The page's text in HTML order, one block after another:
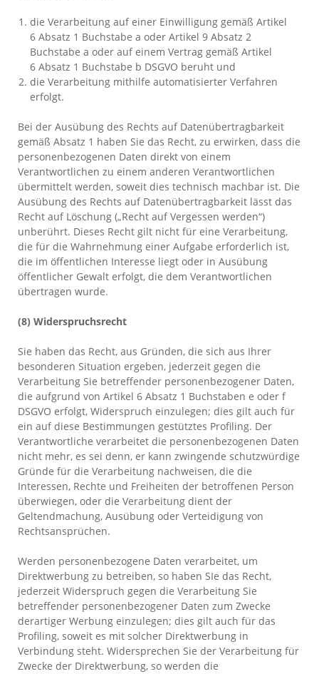
die Verarbeitung auf einer Einwilligung gemäß Artikel
6 Absatz 1 Buchstabe a oder Artikel 9 Absatz 2
Buchstabe a oder auf einem Vertrag gemäß Artikel
6 Absatz 1 Buchstabe b DSGVO beruht und
die Verarbeitung mithilfe automatisierter Verfahren
erfolgt.
Bei der Ausübung des Rechts auf Datenübertragbarkeit
gemäß Absatz 1 haben Sie das Recht, zu erwirken, dass die
personenbezogenen Daten direkt von einem
Verantwortlichen zu einem anderen Verantwortlichen
übermittelt werden, soweit dies technisch machbar ist. Die
Ausübung des Rechts auf Datenübertragbarkeit lässt das
Recht auf Löschung („Recht auf Vergessen werden“)
unberührt. Dieses Recht gilt nicht für eine Verarbeitung,
die für die Wahrnehmung einer Aufgabe erforderlich ist,
die im öffentlichen Interesse liegt oder in Ausübung
öffentlicher Gewalt erfolgt, die dem Verantwortlichen
übertragen wurde.
(8) Widerspruchsrecht
Sie haben das Recht, aus Gründen, die sich aus Ihrer
besonderen Situation ergeben, jederzeit gegen die
Verarbeitung Sie betreffender personenbezogener Daten,
die aufgrund von Artikel 6 Absatz 1 Buchstaben e oder f
DSGVO erfolgt, Widerspruch einzulegen; dies gilt auch für
ein auf diese Bestimmungen gestütztes Profiling. Der
Verantwortliche verarbeitet die personenbezogenen Daten
nicht mehr, es sei denn, er kann zwingende schutzwürdige
Gründe für die Verarbeitung nachweisen, die die
Interessen, Rechte und Freiheiten der betroffenen Person
überwiegen, oder die Verarbeitung dient der
Geltendmachung, Ausübung oder Verteidigung von
Rechtsansprüchen.
Werden personenbezogene Daten verarbeitet, um
Direktwerbung zu betreiben, so haben SIe das Recht,
jederzeit Widerspruch gegen die Verarbeitung Sie
betreffender personenbezogener Daten zum Zwecke
derartiger Werbung einzulegen; dies gilt auch für das
Profiling, soweit es mit solcher Direktwerbung in
Verbindung steht. Widersprechen Sie der Verarbeitung für
Zwecke der Direktwerbung, so werden die